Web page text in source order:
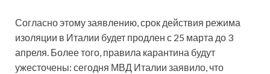
Согласно этому заявлению, срок действия режима
изоляции в Италии будет продлен с 25 марта до 3
апреля. Более того, правила карантина будут
ужесточены: сегодня МВД Италии заявило, что